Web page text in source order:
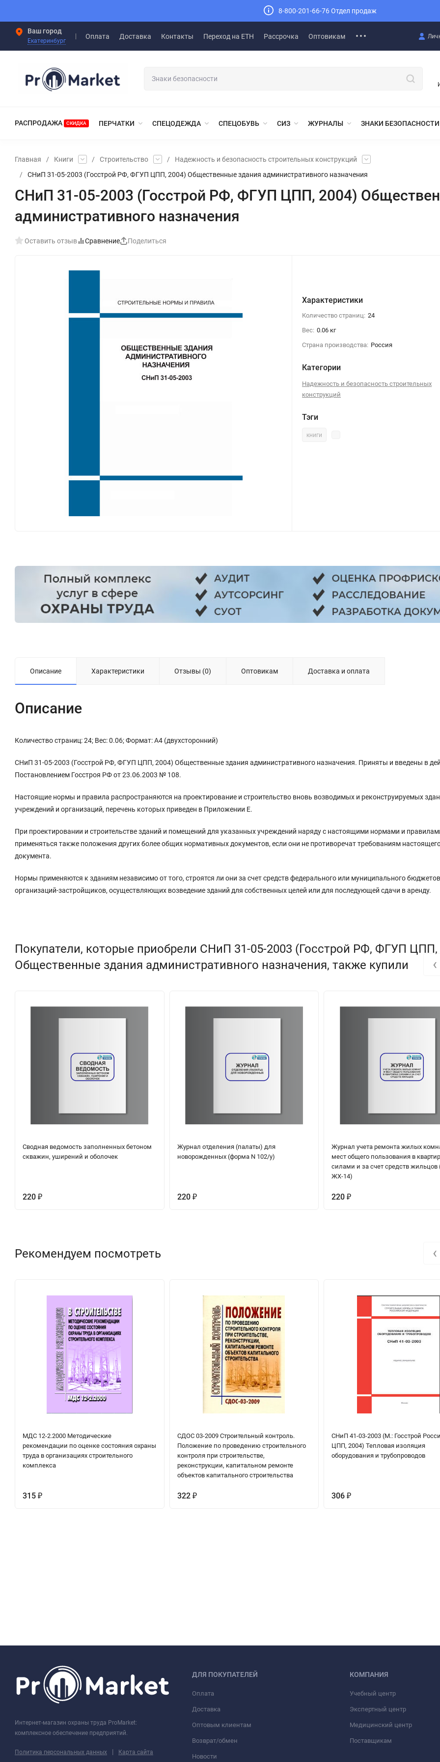
8-800-201-66-76 Отдел продаж
Ваш город
Екатеринбург
Оплата Доставка Контакты Переход на ЕТН Рассрочка Оптовикам
РАСПРОДАЖА СКИДКА ПЕРЧАТКИ СПЕЦОДЕЖДА СПЕЦОБУВЬ СИЗ ЖУРНАЛЫ ЗНАКИ БЕЗОПАСНОСТИ
Главная / Книги / Строительство /
Надежность и безопасность строительных конструкций
/
СНиП 31-05-2003 (Госстрой РФ, ФГУП ЦПП, 2004) Общественные здания административного назначения
СНиП 31-05-2003 (Госстрой РФ, ФГУП ЦПП, 2004)
административного назначения
Оставить отзыв Сравнение Поделиться
Характеристики
Количество страниц: 24
Вес: 0.06 кг
Страна производства: Россия
Категории
Надежность и безопасность строительных
конструкций
Тэги
книги
Описание Характеристики Отзывы (0) Оптовикам Доставка и оплата
Описание
Количество страниц: 24; Вес: 0.06; Формат: А4 (двухсторонний)
СНиП 31-05-2003 (Госстрой РФ, ФГУП ЦПП, 2004) Общественные здания административного назначения. Приняты и введены в
Постановлением Госстроя РФ от 23.06.2003 № 108.
Настоящие нормы и правила распространяются на проектирование и строительство вновь возводимых и реконструируемых
учреждений и организаций, перечень которых приведен в Приложении Е.
При проектировании и строительстве зданий и помещений для указанных учреждений наряду с настоящими нормами и
применяться также положения других более общих нормативных документов, если они не противоречат требованиям
документа.
Нормы применяются к зданиям независимо от того, строятся ли они за счет средств федерального или муниципального
организаций-застройщиков, осуществляющих возведение зданий для собственных целей или для последующей сдачи в аренду.
Покупатели, которые приобрели СНиП 31-05-2003 (Госстрой РФ, ФГУП ЦПП,
Общественные здания административного назначения, также купили
Сводная ведомость заполненных бетоном
скважин, уширений и оболочек
220 ₽
Журнал отделения (палаты) для
новорожденных (форма N 102/у)
220 ₽
Журнал учета ремонта жилых
мест общего пользования в
силами и за счет средств
ЖХ-14)
220₽
‹
Рекомендуем посмотреть
МДС 12-2.2000 Методические
рекомендации по оценке состояния охраны
труда в организациях строительного
комплекса
315 ₽
СДОС 03-2009 Строительный контроль.
Положение по проведению строительного
контроля при строительстве,
реконструкции, капитальном ремонте
объектов капитального строительства
322 ₽
СНиП 41-03-2003 (М.: Госстрой
ЦПП, 2004) Тепловая изоляция
оборудования и трубопроводов
306₽
‹
Интернет-магазин охраны труда ProMarket:
комплексное обеспечение предприятий.
Политика персональных данных | Карта сайта
ДЛЯ ПОКУПАТЕЛЕЙ
Оплата
Доставка
Оптовым клиентам
Возврат/обмен
Новости
КОМПАНИЯ
Учебный центр
Экспертный центр
Медицинский центр
Поставщикам